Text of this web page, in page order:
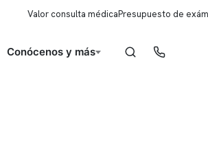
Valor consulta médicaPresupuesto de
Conócenos y más